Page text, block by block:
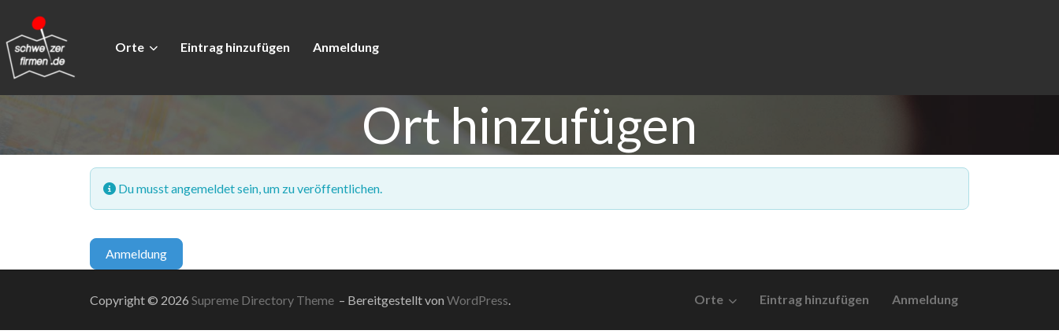
Orte Eintrag hinzufügen Anmeldung
Ort hinzufügen
Du musst angemeldet sein, um zu veröffentlichen.
Anmeldung
Copyright © 2026 Supreme Directory Theme – Bereitgestellt von WordPress. Orte Eintrag hinzufügen Anmeldung